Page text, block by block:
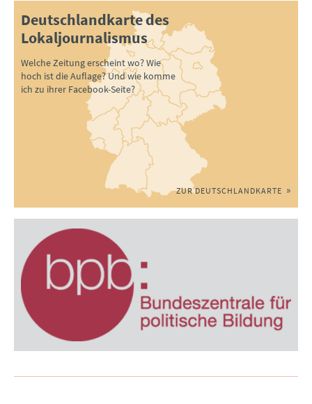
Deutschlandkarte des
Lokaljournalismus
Welche Zeitung erscheint wo? Wie
hoch ist die Auflage? Und wie komme
ich zu ihrer Facebook-Seite?
ZUR DEUTSCHLANDKARTE